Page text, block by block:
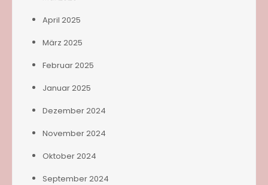
April 2025
März 2025
Februar 2025
Januar 2025
Dezember 2024
November 2024
Oktober 2024
September 2024